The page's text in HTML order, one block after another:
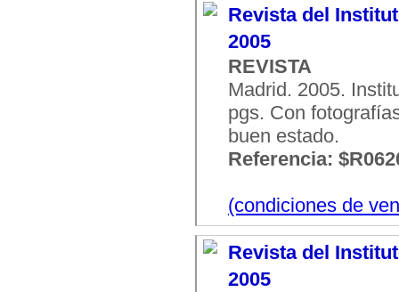
Revista del
2005
REVISTA
Madrid. 2005.
pgs. Con
buen estado.
Referencia:
(condiciones de
Revista del
2005